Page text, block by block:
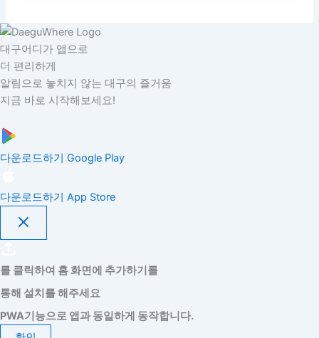
대구어디가 앱으로
더 편리하게
알림으로 놓치지 않는 대구의 즐거움
지금 바로 시작해보세요!
다운로드하기 Google Play
다운로드하기 App Store
를 클릭하여 홈 화면에 추가하기를
통해 설치를 해주세요
PWA기능으로 앱과 동일하게 동작합니다.